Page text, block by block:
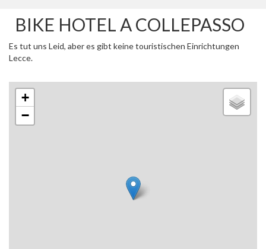
BIKE HOTEL A COLLEPASSO
Es tut uns Leid, aber es gibt keine touristischen Einrichtungen
Lecce.
+
−